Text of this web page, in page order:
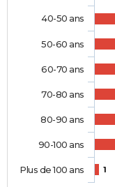
1
40-50 ans
50-60 ans
60-70 ans
70-80 ans
80-90 ans
90-100 ans
Plus de 100 ans